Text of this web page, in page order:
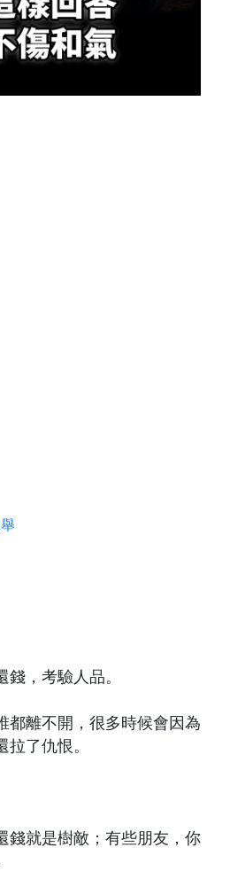
，考驗人品。
都離不開，很多時候會因為
了仇恨。
錢就是樹敵；有些朋友，你